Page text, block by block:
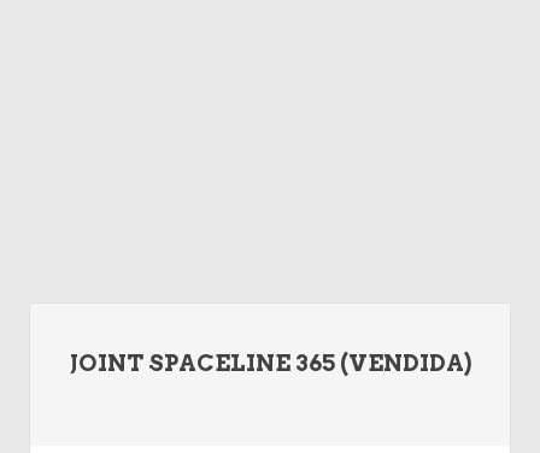
JOINT SPACELINE 365 (VENDIDA)